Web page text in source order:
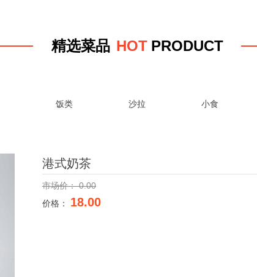
精选菜品 HOT PRODUCT
饭类 沙拉 小食
港式奶茶
市场价：0.00
价格： 18.00